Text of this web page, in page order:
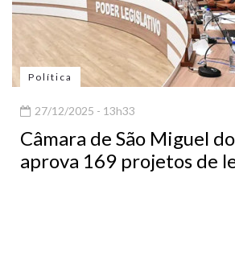
Política
27/12/2025 - 13h33
Câmara de São Miguel
aprova 169 projetos de